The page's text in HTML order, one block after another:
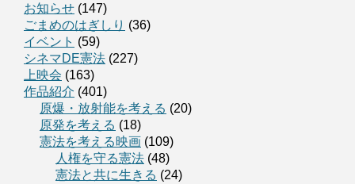
お知らせ (147)
ごまめのはぎしり (36)
イベント (59)
シネマDE憲法 (227)
上映会 (163)
作品紹介 (401)
原爆・放射能を考える (20)
原発を考える (18)
憲法を考える映画 (109)
人権を守る憲法 (48)
憲法と共に生きる (24)